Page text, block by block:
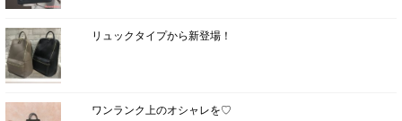
リュックタイプから新登場！
ワンランク上のオシャレを♡